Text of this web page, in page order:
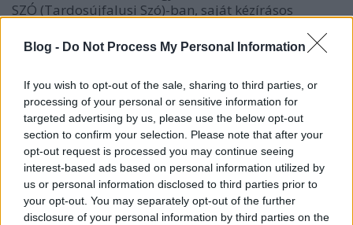
Blog - Do Not Process My Personal Information
If you wish to opt-out of the sale, sharing to third parties, or
processing of your personal or sensitive information for
targeted advertising by us, please use the below opt-out
section to confirm your selection. Please note that after your
opt-out request is processed you may continue seeing
interest-based ads based on personal information utilized by
us or personal information disclosed to third parties prior to
your opt-out. You may separately opt-out of the further
disclosure of your personal information by third parties on the
SZÓ (Tardosújfalusi Szó)-ban, saját kézírásos
Füst Milánnal. Szakít első írói korszakának
1930-ban házasságot köt Blau Borbálával, de még
az évben elhagyja feleségét, és Pozsonyba költözik,
ahol lapterjesztői állást vállal. 1937 elhallgatásának
(?) s egyben első romániai utazásának időpontja.
1940-ben sízés közben jobb karján nyílt törést
szenved. 1941. július 9-én a pozsonyi Mihálykapu
utcában, a Madách Könyvkiadó volt székháza előtt
halálra gázolja egy sebesen haladó automobil.